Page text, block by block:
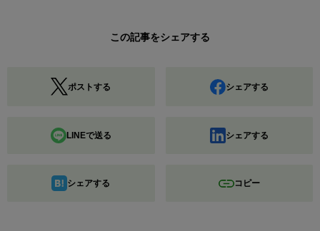
この記事をシェアする
ポストする シェアする
LINEで送る シェアする
シェアする コピー